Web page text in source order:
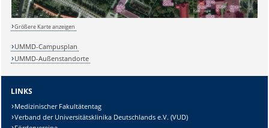
Lösung:
Größere Karte anzeigen
UMMD-Campusplan
UMMD-Außenstandorte
LINKS
Medizinischer Fakultätentag
Verband der Universitätsklinika Deutschlands e.V. (VUD)